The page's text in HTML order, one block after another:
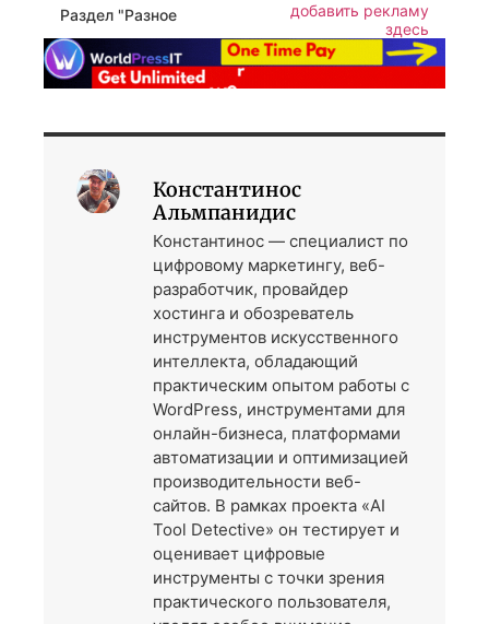
Раздел "Разное
добавить рекламу
здесь
Константинос
Альмпанидис
Константинос — специалист по
цифровому маркетингу, веб-
разработчик, провайдер
хостинга и обозреватель
инструментов искусственного
интеллекта, обладающий
практическим опытом работы с
WordPress, инструментами для
онлайн-бизнеса, платформами
автоматизации и оптимизацией
производительности веб-
сайтов. В рамках проекта «AI
Tool Detective» он тестирует и
оценивает цифровые
инструменты с точки зрения
практического пользователя,